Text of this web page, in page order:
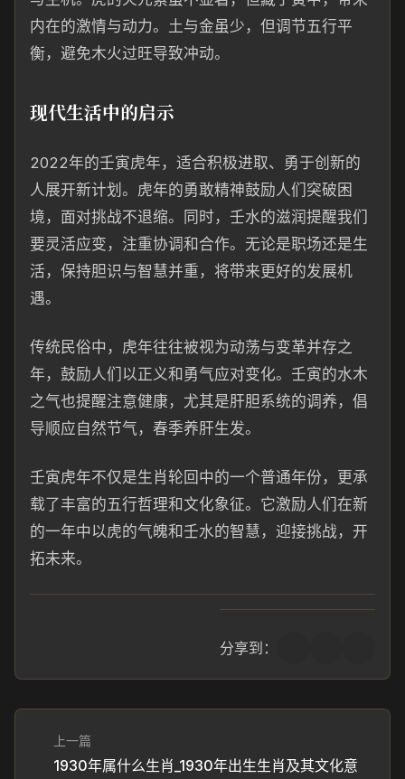
内在的激情与动力。土与金虽少，但调节五行平
衡，避免木火过旺导致冲动。
现代生活中的启示
2022年的壬寅虎年，适合积极进取、勇于创新的
人展开新计划。虎年的勇敢精神鼓励人们突破困
境，面对挑战不退缩。同时，壬水的滋润提醒我们
要灵活应变，注重协调和合作。无论是职场还是生
活，保持胆识与智慧并重，将带来更好的发展机
遇。
传统民俗中，虎年往往被视为动荡与变革并存之
年，鼓励人们以正义和勇气应对变化。壬寅的水木
之气也提醒注意健康，尤其是肝胆系统的调养，倡
导顺应自然节气，春季养肝生发。
壬寅虎年不仅是生肖轮回中的一个普通年份，更承
载了丰富的五行哲理和文化象征。它激励人们在新
的一年中以虎的气魄和壬水的智慧，迎接挑战，开
拓未来。
分享到：
上一篇
1930年属什么生肖_1930年出生生肖及其文化意